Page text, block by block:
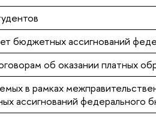
бюджетных ассигнований
об оказании платных
в рамках
ассигнований федерального